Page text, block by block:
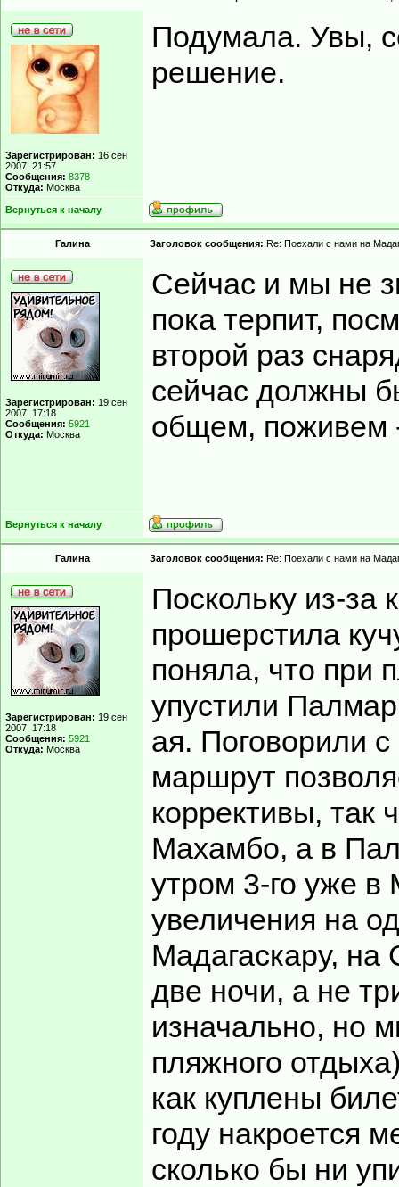
Зарегистрирован: 16 сен
2007, 21:57
Сообщения: 8378
Откуда: Москва
Подумала. Увы,
решение.
Вернуться к началу
Гaлинa Заголовок сообщения: Re: Поехали с нами на
Зарегистрирован: 19 сен
2007, 17:18
Сообщения: 5921
Откуда: Москва
Сейчас и мы не
пока терпит,
второй раз
сейчас должны
общем, поживем
Вернуться к началу
Гaлинa Заголовок сообщения: Re: Поехали с нами на
Зарегистрирован: 19 сен
2007, 17:18
Сообщения: 5921
Откуда: Москва
Поскольку из-за
прошерстила
поняла, что при
упустили
ая. Поговорили
маршрут
коррективы, так
Махамбо, а в
утром 3-го уже в
увеличения на
Мадагаскару, на
две ночи, а не
изначально, но
пляжного
как куплены
году накроется
сколько бы ни